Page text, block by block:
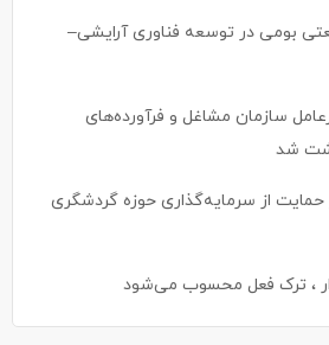
بومی در توسعه فناوری آرایشی–
سازمان مشاغل و فرآورده‌های
شد
از سرمایه‌گذاری حوزه گردشگری
، ترک فعل محسوب می‌شود